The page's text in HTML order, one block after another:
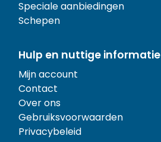
Speciale aanbiedingen
Schepen
Hulp en nuttige informatie
Mijn account
Contact
Over ons
Gebruiksvoorwaarden
Privacybeleid